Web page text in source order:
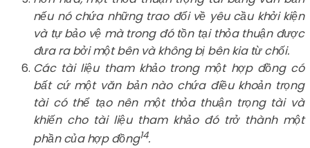
nếu nó chứa những trao đổi về yêu cầu khởi kiện
và tự bảo vệ mà trong đó tồn tại thỏa thuận được
đưa ra bởi một bên và không bị bên kia từ chối.
Các tài liệu tham khảo trong một hợp đồng có
bất cứ một văn bản nào chứa điều khoản trọng
tài có thể tạo nên một thỏa thuận trọng tài và
khiến cho tài liệu tham khảo đó trở thành một
phần của hợp đồng14.